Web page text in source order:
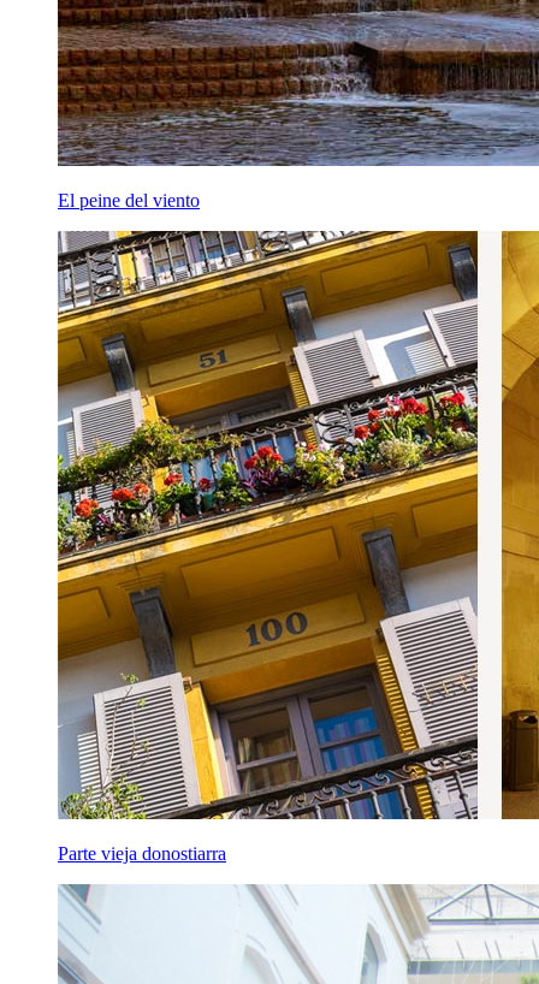
El peine del viento
Parte vieja donostiarra